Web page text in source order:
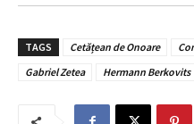
TAGS Cetățean de Onoare
Gabriel Zetea
Hermann Berkovits